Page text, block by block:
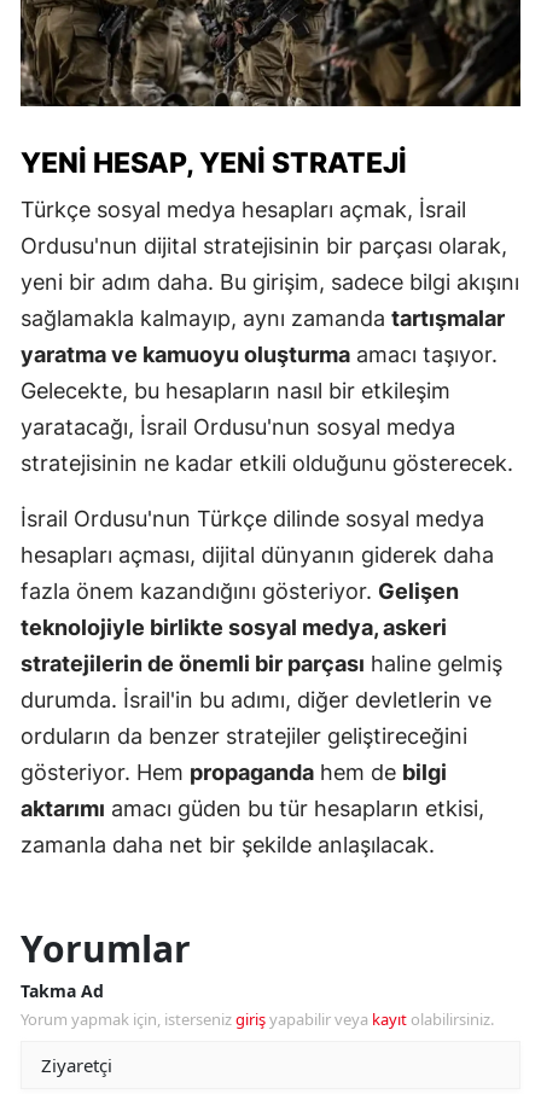
YENI HESAP, YENI STRATEJI
Türkçe sosyal medya hesapları açmak, İsrail
Ordusu'nun dijital stratejisinin bir parçası olarak,
yeni bir adım daha. Bu girişim, sadece bilgi akışını
sağlamakla kalmayıp, aynı zamanda tartışmalar
yaratma ve kamuoyu oluşturma amacı taşıyor.
Gelecekte, bu hesapların nasıl bir etkileşim
yaratacağı, İsrail Ordusu'nun sosyal medya
stratejisinin ne kadar etkili olduğunu gösterecek.
İsrail Ordusu'nun Türkçe dilinde sosyal medya
hesapları açması, dijital dünyanın giderek daha
fazla önem kazandığını gösteriyor. Gelişen
teknolojiyle birlikte sosyal medya, askeri
stratejilerin de önemli bir parçası haline gelmiş
durumda. İsrail'in bu adımı, diğer devletlerin ve
orduların da benzer stratejiler geliştireceğini
gösteriyor. Hem propaganda hem de bilgi
aktarımı amacı güden bu tür hesapların etkisi,
zamanla daha net bir şekilde anlaşılacak.
Yorumlar
Takma Ad
Yorum yapmak için, istersenizgirişyapabilir veya kayıt olabilirsiniz.